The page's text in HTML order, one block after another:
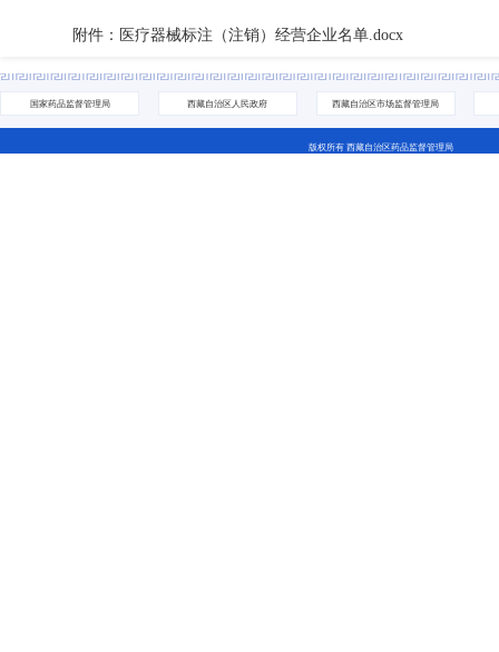
附件：医疗器械标注（注销）经营企业名单.docx
国家药品监督管理局 西藏自治区人民政府 西藏自治区市场监督管理局
版权所有 西藏自治区药品监督管理局